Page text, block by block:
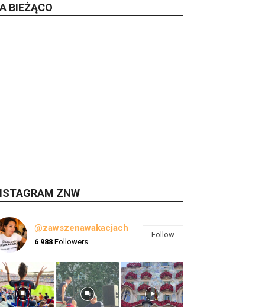
BIEŻĄCO
ZNW
@zawszenawakacjach
6 988 Followers
Follow